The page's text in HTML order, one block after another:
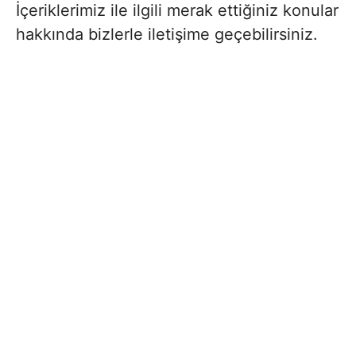
İçeriklerimiz ile ilgili merak ettiğiniz konular
hakkında bizlerle iletişime geçebilirsiniz.